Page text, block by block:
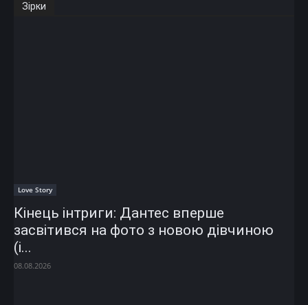
Зірки
Love Story
Кінець інтриги: Дантес вперше
засвітився на фото з новою дівчиною
(і...
08.08.2026